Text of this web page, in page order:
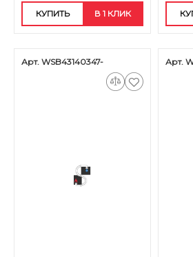
КУПИТЬ В 1 КЛИК
Арт. WSB43140347- Арт.